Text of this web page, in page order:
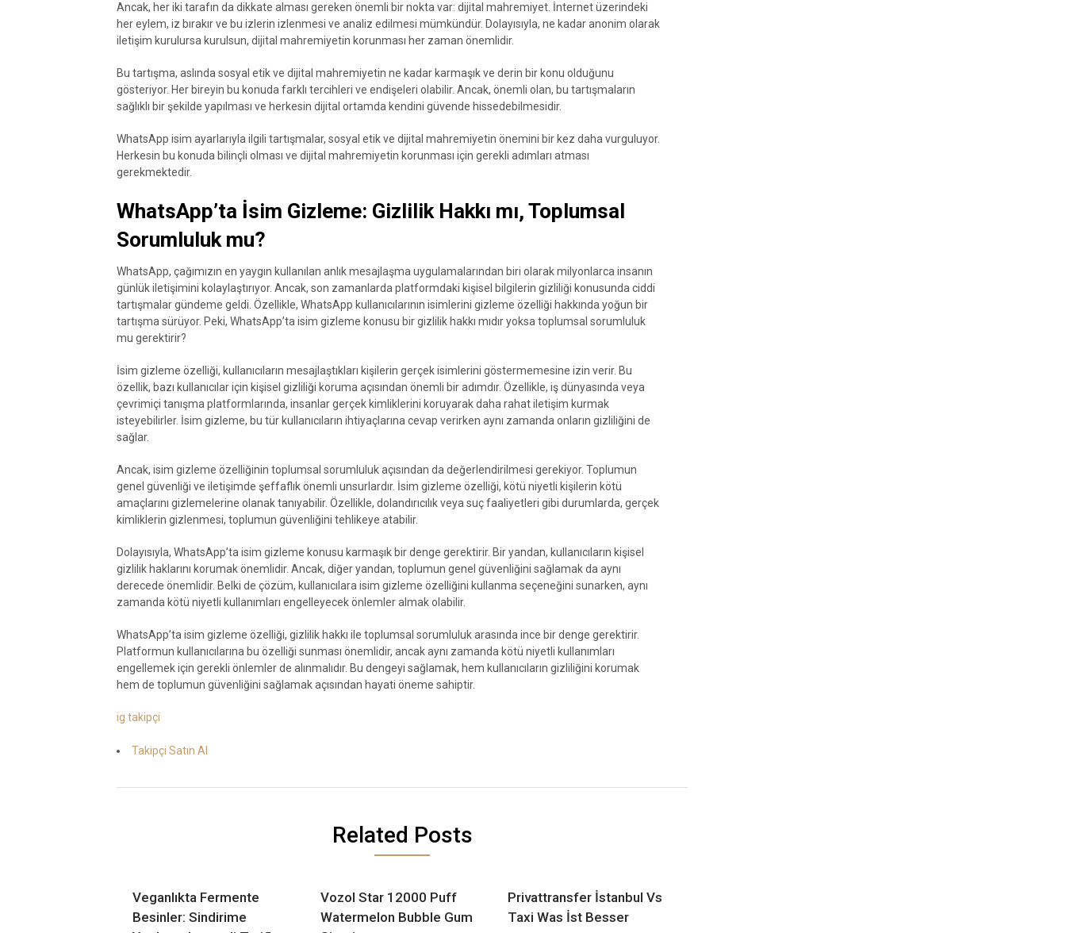
Ancak, her iki tarafın da dikkate alması gereken önemli bir nokta var: dijital mahremiyet. İnternet üzerindeki
her eylem, iz bırakır ve bu izlerin izlenmesi ve analiz edilmesi mümkündür. Dolayısıyla, ne kadar anonim olarak
iletişim kurulursa kurulsun, dijital mahremiyetin korunması her zaman önemlidir.
Bu tartışma, aslında sosyal etik ve dijital mahremiyetin ne kadar karmaşık ve derin bir konu olduğunu
gösteriyor. Her bireyin bu konuda farklı tercihleri ve endişeleri olabilir. Ancak, önemli olan, bu tartışmaların
sağlıklı bir şekilde yapılması ve herkesin dijital ortamda kendini güvende hissedebilmesidir.
WhatsApp isim ayarlarıyla ilgili tartışmalar, sosyal etik ve dijital mahremiyetin önemini bir kez daha vurguluyor.
Herkesin bu konuda bilinçli olması ve dijital mahremiyetin korunması için gerekli adımları atması
gerekmektedir.
WhatsApp’ta İsim Gizleme: Gizlilik Hakkı mı, Toplumsal
Sorumluluk mu?
WhatsApp, çağımızın en yaygın kullanılan anlık mesajlaşma uygulamalarından biri olarak milyonlarca insanın
günlük iletişimini kolaylaştırıyor. Ancak, son zamanlarda platformdaki kişisel bilgilerin gizliliği konusunda ciddi
tartışmalar gündeme geldi. Özellikle, WhatsApp kullanıcılarının isimlerini gizleme özelliği hakkında yoğun bir
tartışma sürüyor. Peki, WhatsApp’ta isim gizleme konusu bir gizlilik hakkı mıdır yoksa toplumsal sorumluluk
mu gerektirir?
İsim gizleme özelliği, kullanıcıların mesajlaştıkları kişilerin gerçek isimlerini göstermemesine izin verir. Bu
özellik, bazı kullanıcılar için kişisel gizliliği koruma açısından önemli bir adımdır. Özellikle, iş dünyasında veya
çevrimiçi tanışma platformlarında, insanlar gerçek kimliklerini koruyarak daha rahat iletişim kurmak
isteyebilirler. İsim gizleme, bu tür kullanıcıların ihtiyaçlarına cevap verirken aynı zamanda onların gizliliğini de
sağlar.
Ancak, isim gizleme özelliğinin toplumsal sorumluluk açısından da değerlendirilmesi gerekiyor. Toplumun
genel güvenliği ve iletişimde şeffaflık önemli unsurlardır. İsim gizleme özelliği, kötü niyetli kişilerin kötü
amaçlarını gizlemelerine olanak tanıyabilir. Özellikle, dolandırıcılık veya suç faaliyetleri gibi durumlarda, gerçek
kimliklerin gizlenmesi, toplumun güvenliğini tehlikeye atabilir.
Dolayısıyla, WhatsApp’ta isim gizleme konusu karmaşık bir denge gerektirir. Bir yandan, kullanıcıların kişisel
gizlilik haklarını korumak önemlidir. Ancak, diğer yandan, toplumun genel güvenliğini sağlamak da aynı
derecede önemlidir. Belki de çözüm, kullanıcılara isim gizleme özelliğini kullanma seçeneğini sunarken, aynı
zamanda kötü niyetli kullanımları engelleyecek önlemler almak olabilir.
WhatsApp’ta isim gizleme özelliği, gizlilik hakkı ile toplumsal sorumluluk arasında ince bir denge gerektirir.
Platformun kullanıcılarına bu özelliği sunması önemlidir, ancak aynı zamanda kötü niyetli kullanımları
engellemek için gerekli önlemler de alınmalıdır. Bu dengeyi sağlamak, hem kullanıcıların gizliliğini korumak
hem de toplumun güvenliğini sağlamak açısından hayati öneme sahiptir.
ig takipçi
Takipçi Satın Al
Related Posts
Veganlıkta Fermente
Besinler: Sindirime
Vozol Star 12000 Puff
Watermelon Bubble Gum
Privattransfer İstanbul Vs
Taxi Was İst Besser